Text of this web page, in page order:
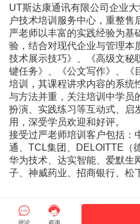
UT斯达康通讯有限公司企业
户技术培训服务中心，重整售
严老师以丰富的实践经验为基
验，结合对现代企业与管理本
技术展示技巧》、《高级文秘
键任务》、《公文写作》、《
培训，其课程讲求内容的系统
与方法并重，关注培训中学员
扮演、实践练习等互动式、启
用，深受学员欢迎和好评。
接受过严老师培训客户包括：
通、TCL集团、DELOITTE（
华为技术、达实智能、爱默生
子、神威药业、招商银行、松

评论

咨询